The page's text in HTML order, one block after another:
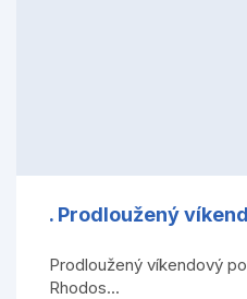
. Prodloužený
Prodloužený víkendový
Rhodos...